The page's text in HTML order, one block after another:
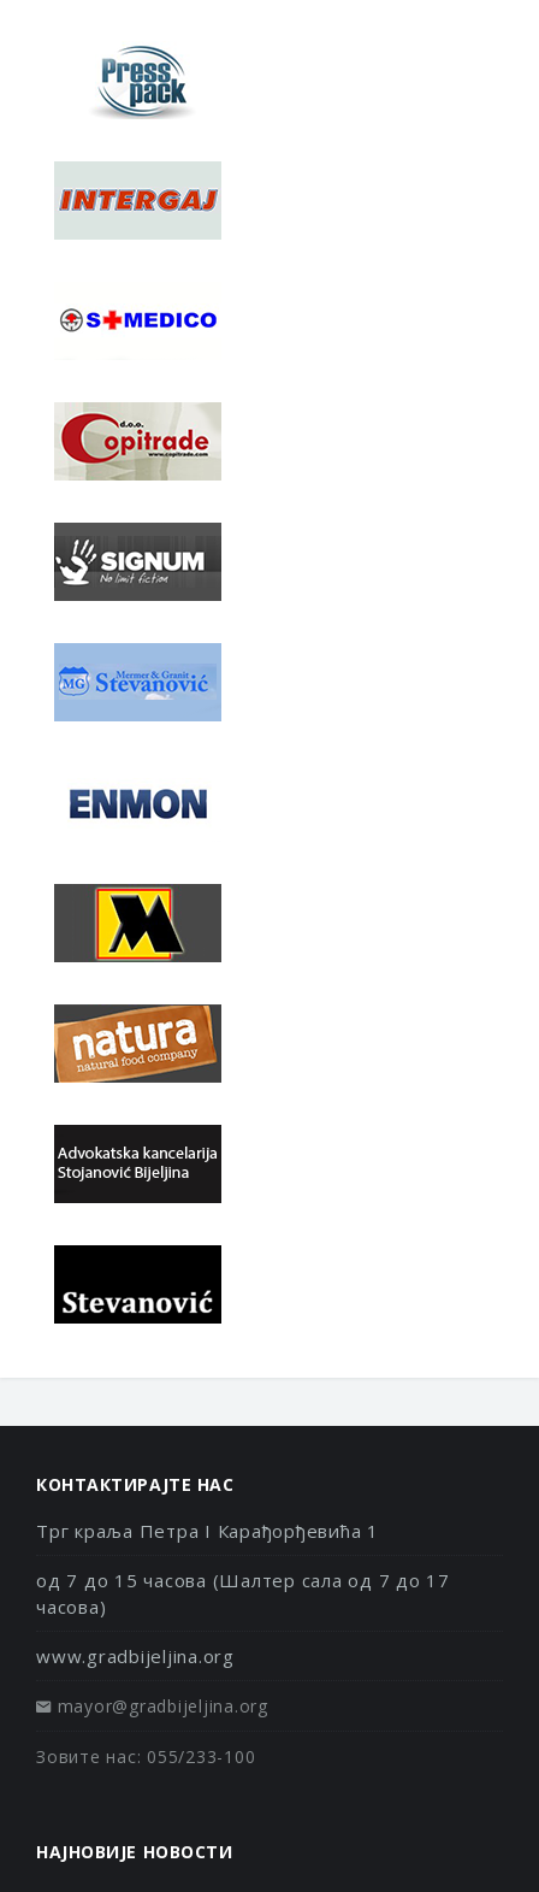
КОНТАКТИРАЈТЕ НАС
Трг краља Петра I Карађорђевића 1
од 7 до 15 часова (Шалтер сала од 7 до 17
часова)
www.gradbijeljina.org
mayor@gradbijeljina.org
Зовите нас: 055/233-100
НАЈНОВИЈЕ НОВОСТИ